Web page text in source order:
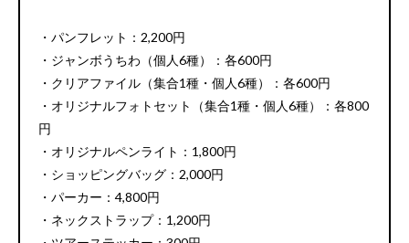
・パンフレット：2,200円
・ジャンボうちわ（個人6種）：各600円
・クリアファイル（集合1種・個人6種）：各600円
・オリジナルフォトセット（集合1種・個人6種）：各800
円
・オリジナルペンライト：1,800円
・ショッピングバッグ：2,000円
・パーカー：4,800円
・ネックストラップ：1,200円